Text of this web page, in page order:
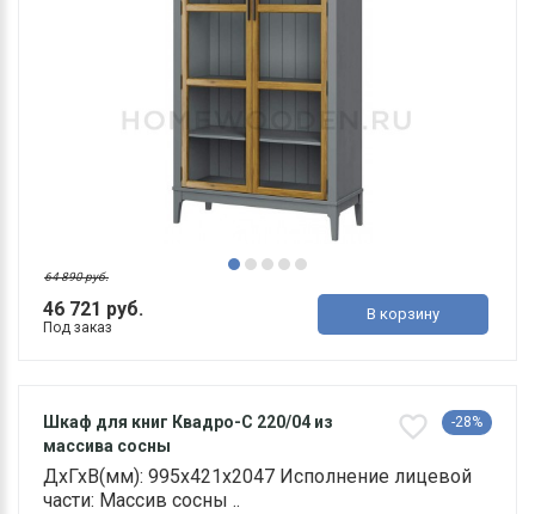
46 721 руб.
64 890 руб.
Под заказ
В корзину
Шкаф для книг Квадро-С 220/04 из
массива сосны
-28%
ДхГхВ(мм): 995х421х2047 Исполнение лицевой
части: Массив сосны ..